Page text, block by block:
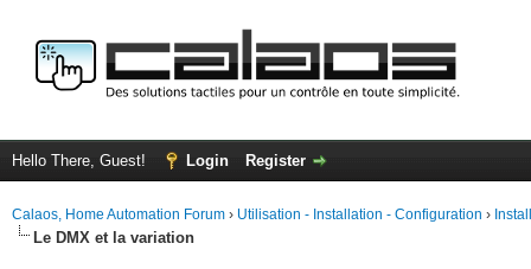
Hello There, Guest! Login Register
Calaos, Home Automation Forum › Utilisation - Installation - Configuration ›
Le DMX et la variation